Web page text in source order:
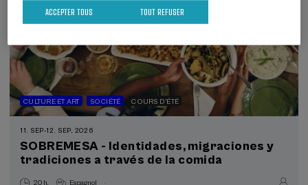
CULTURE ET ART SOCIÉTÉ COURS D'ÉTÉ
11. SEP-12. SEP, 2026
SOBREMESA - Identidades, migraciones y
tradiciones a través de la comida
20 h. Espagnol .
TOUT REFUSER
ACCEPTER TOUS